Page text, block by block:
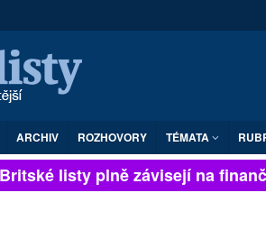
ARCHIV ROZHOVORY TÉMATA
listy plně závisejí na